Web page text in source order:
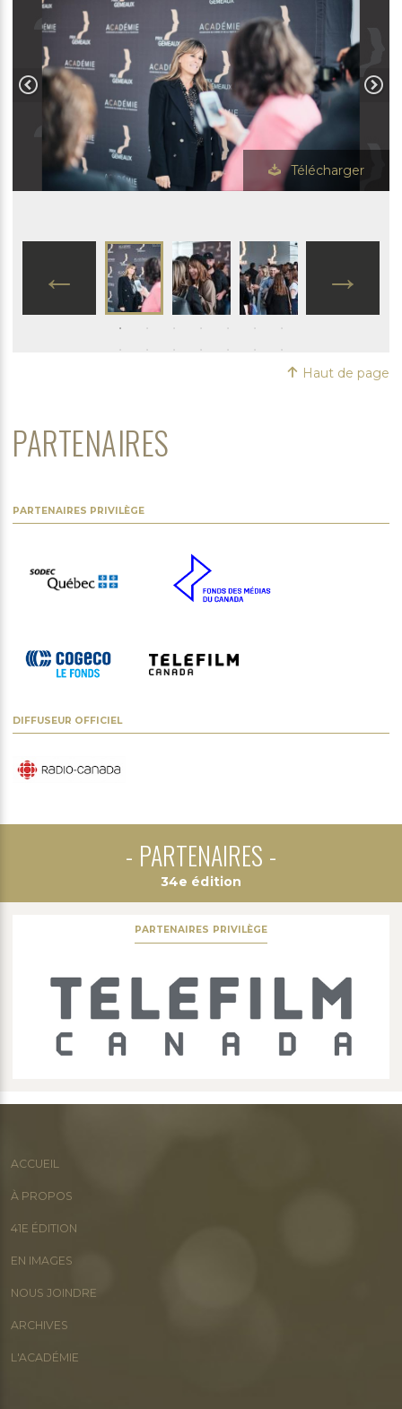
Télécharger
Haut de page
PARTENAIRES
PARTENAIRES PRIVILÈGE
DIFFUSEUR OFFICIEL
PARTENAIRES
34e édition
PARTENAIRES PRIVILÈGE
ACCUEIL
À PROPOS
41E ÉDITION
EN IMAGES
NOUS JOINDRE
ARCHIVES
L'ACADÉMIE